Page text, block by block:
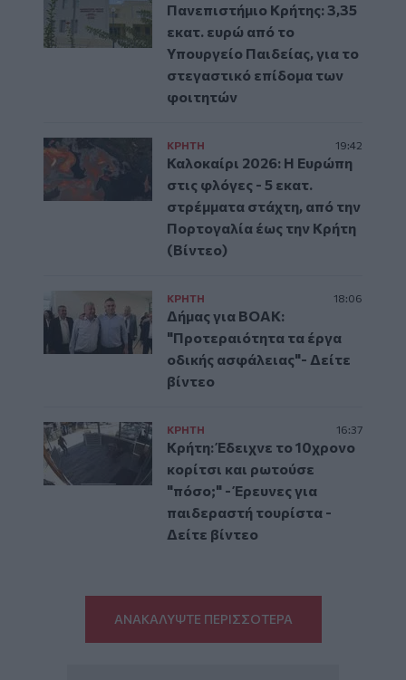
Πανεπιστήμιο Κρήτης: 3,35
εκατ. ευρώ από το
Υπουργείο Παιδείας, για το
στεγαστικό επίδομα των
φοιτητών
ΚΡΗΤΗ 19:42
Καλοκαίρι 2026: Η Ευρώπη
στις φλόγες - 5 εκατ.
στρέμματα στάχτη, από την
Πορτογαλία έως την Κρήτη
(Βίντεο)
ΚΡΗΤΗ 18:06
Δήμας για ΒΟΑΚ:
"Προτεραιότητα τα έργα
οδικής ασφάλειας"- Δείτε
βίντεο
ΚΡΗΤΗ 16:37
Κρήτη: Έδειχνε το 10χρονο
κορίτσι και ρωτούσε
"πόσο;" - Έρευνες για
παιδεραστή τουρίστα -
Δείτε βίντεο
ΑΝΑΚΑΛΥΨΤΕ ΠΕΡΙΣΣΟΤΕΡΑ